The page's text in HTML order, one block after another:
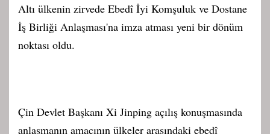
Altı ülkenin zirvede Ebedî İyi Komşuluk ve Dostane
İş Birliği Anlaşması'na imza atması yeni bir dönüm
noktası oldu.
Çin Devlet Başkanı Xi Jinping açılış konuşmasında
anlaşmanın amacının ülkeler arasındaki ebedî